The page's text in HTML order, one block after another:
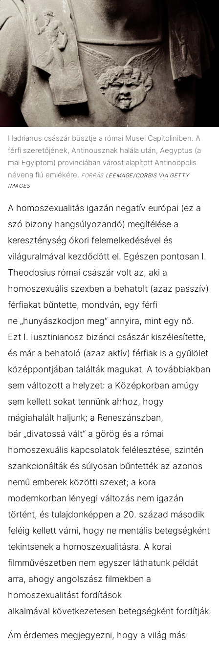
Hadrianus császár büsztje a római Musei Capitoliniben. A
férfi szeretőjének, Antinousznak halála után, Aegyptus (a
mai Egyiptom) provinciában várost alapított Antinoöpolis
névena fiú emlékére. FORRÁSLEEMAGE/CORBIS VIA GETTY
IMAGES
A homoszexualitás igazán negatív európai (ez a
szó bizony hangsúlyozandó) megítélése a
kereszténység ókori felemelkedésével és
világuralmával kezdődött el. Egészen pontosan I.
Theodosius római császár volt az, aki a
homoszexuális szexben a behatolt (azaz passzív)
férfiakat bűntette, mondván, egy férfi
ne „hunyászkodjon meg“ annyira, mint egy nő.
Ezt I. Iusztinianosz bizánci császár kiszélesítette,
és már a behatoló (azaz aktív) férfiak is a gyűlölet
középpontjában találták magukat. A továbbiakban
sem változott a helyzet: a Középkorban amúgy
sem kellett sokat tennünk ahhoz, hogy
mágiahalált haljunk; a Reneszánszban,
bár „divatossá vált“ a görög és a római
homoszexuális kapcsolatok felélesztése, szintén
szankcionálták és súlyosan bűntették az azonos
nemű emberek közötti szexet; a kora
modernkorban lényegi változás nem igazán
történt, és tulajdonképpen a 20. század második
feléig kellett várni, hogy ne mentális betegségként
tekintsenek a homoszexualitásra. A korai
filmművészetben nem egyszer láthatunk példát
arra, ahogy angolszász filmekben a
homoszexualitást fordítások
alkalmával következetesen betegségként fordítják.
Ám érdemes megjegyezni, hogy a világ más